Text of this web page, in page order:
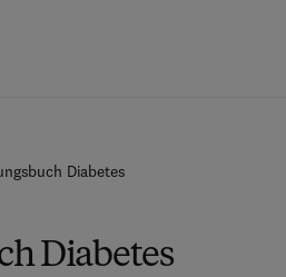
Diabetes
Diabetes